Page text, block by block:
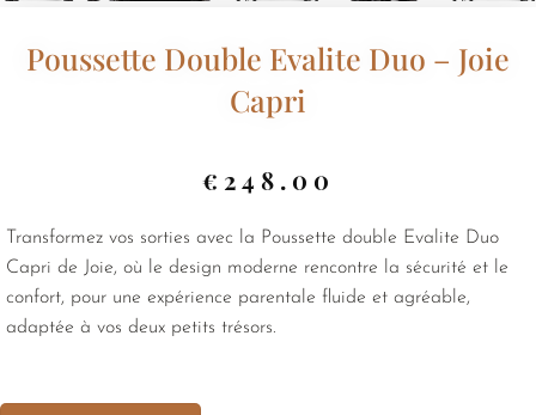
Poussette Double Evalite Duo – Joie
Capri
€ 248.00
Transformez vos sorties avec la Poussette double Evalite Duo
Capri de Joie, où le design moderne rencontre la sécurité et le
confort, pour une expérience parentale fluide et agréable,
adaptée à vos deux petits trésors.